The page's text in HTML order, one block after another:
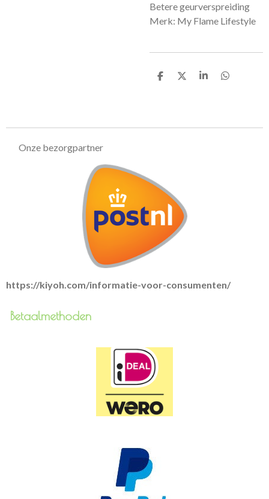
Betere geurverspreiding
Merk: My Flame Lifestyle
D
D
S
D
Onze bezorgpartner
https://kiyoh.com/informatie-voor-consumenten/
Betaalmethoden